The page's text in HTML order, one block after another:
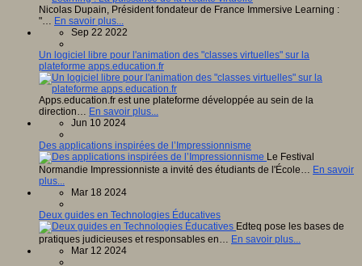
Nicolas Dupain, Président fondateur de France Immersive Learning :
"… En savoir plus...
Sep 22 2022
Un logiciel libre pour l'animation des "classes virtuelles" sur la
plateforme apps.education.fr
Apps.education.fr est une plateforme développée au sein de la
direction… En savoir plus...
Jun 10 2024
Des applications inspirées de l’Impressionnisme
Le Festival
Normandie Impressionniste a invité des étudiants de l'École… En savoir
plus...
Mar 18 2024
Deux guides en Technologies Éducatives
Edteq pose les bases de
pratiques judicieuses et responsables en… En savoir plus...
Mar 12 2024